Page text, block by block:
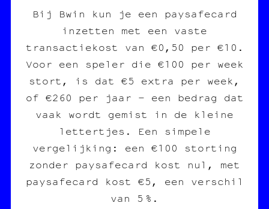
Bij Bwin kun je een paysafecard
inzetten met een vaste
transactiekost van €0,50 per €10.
Voor een speler die €100 per week
stort, is dat €5 extra per week,
of €260 per jaar – een bedrag dat
vaak wordt gemist in de kleine
lettertjes. Een simpele
vergelijking: een €100 storting
zonder paysafecard kost nul, met
paysafecard kost €5, een verschil
van 5 %.